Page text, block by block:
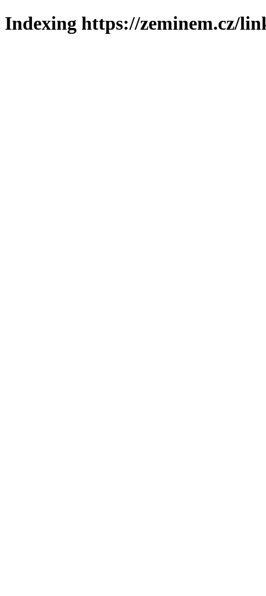
Indexing https://zeminem.cz/